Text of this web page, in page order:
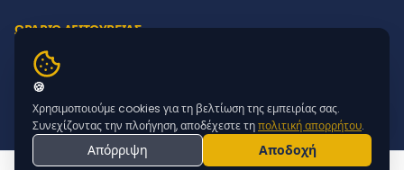
ΩΡΑΡΙΟ ΛΕΙΤΟΥΡΓΙΑΣ
Δευτέρα – Παρασκευή: 11:00–18:00
Σάββατο – Κυριακή: Κλειστά
NEWSLETTER
Εγγραφείτε για προσφορές & νέα προϊόντα
🍪
Χρησιμοποιούμε cookies για τη βελτίωση της εμπειρίας σας.
Συνεχίζοντας την πλοήγηση, αποδέχεστε τηπολιτική απορρήτου.
Απόρριψη Αποδοχή